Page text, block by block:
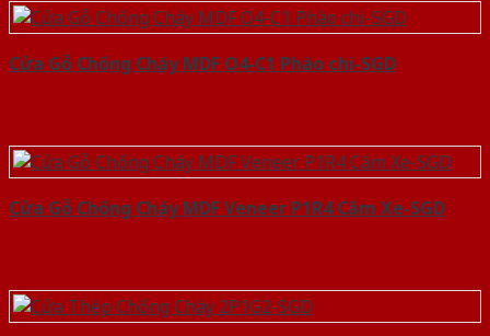
Cửa Gỗ Chống Cháy MDF O4-C1 Phào chi-SGD
Cửa Gỗ Chống Cháy MDF Veneer P1R4 Căm Xe-SGD